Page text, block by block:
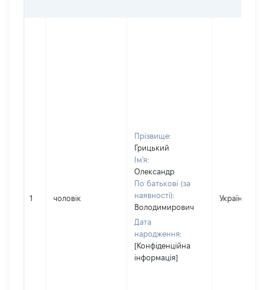
1 чоловік
Прізвище:
Грицький
Ім'я:
Олександр
По батькові (за
наявності):
Володимирович
Дата
народження:
[Конфіденційна
інформація]
Україна